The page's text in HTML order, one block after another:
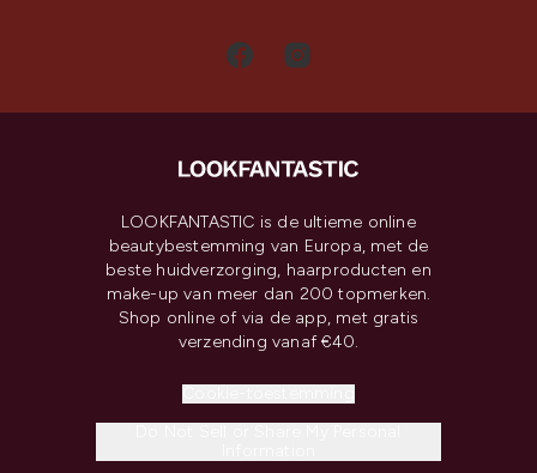
LOOKFANTASTIC is de ultieme online
beautybestemming van Europa, met de
beste huidverzorging, haarproducten en
make-up van meer dan 200 topmerken.
Shop online of via de app, met gratis
verzending vanaf €40.